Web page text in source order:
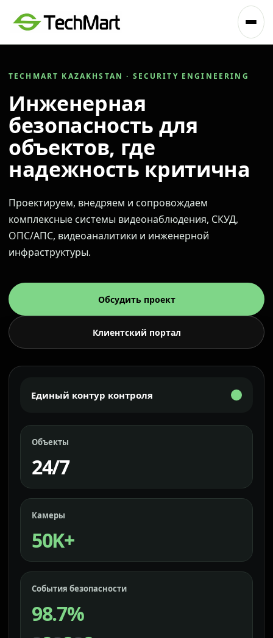
TECHMART KAZAKHSTAN · SECURITY ENGINEERING
Инженерная
безопасность для
объектов, где
надежность критична
Проектируем, внедряем и сопровождаем
комплексные системы видеонаблюдения, СКУД,
ОПС/АПС, видеоаналитики и инженерной
инфраструктуры.
Обсудить проект
Клиентский портал
Единый контур контроля
Объекты
24/7
Камеры
50K+
События безопасности
98.7%